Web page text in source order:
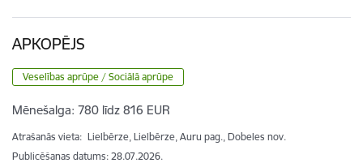
APKOPĒJS
Veselības aprūpe / Sociālā aprūpe
Mēnešalga: 780 līdz 816 EUR
Atrašanās vieta: Lielbērze, Lielbērze, Auru pag., Dobeles nov.
Publicēšanas datums: 28.07.2026.